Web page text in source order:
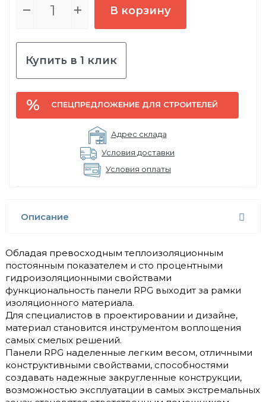
В корзину
Купить в 1 клик
СПЕЦПРЕДЛОЖЕНИЕ ДЛЯ СТРОИТЕЛЕЙ
Адрес склада
Условия доставки
Условия оплаты
Описание
Обладая превосходным теплоизоляционным
постоянным показателем и сто процентными
гидроизоляционными свойствами
функциональность панели RPG выходит за рамки
изоляционного материала.
Для специалистов в проектировании и дизайне,
материал становится инструментом воплощения
самых смелых решений.
Панели RPG наделенные легким весом, отличными
конструктивными свойствами, способностями
создавать надежные закругленные конструкции,
возможностью эксплуатации в самых экстремальных